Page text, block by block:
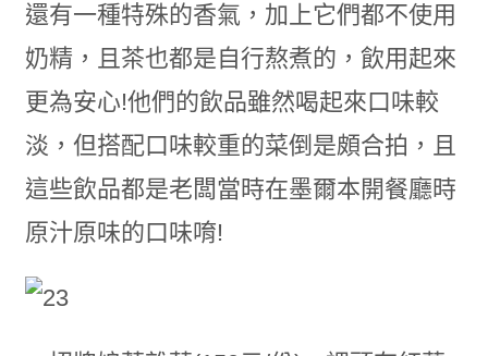
還有一種特殊的香氣，加上它們都不使用
奶精，且茶也都是自行熬煮的，飲用起來
更為安心!他們的飲品雖然喝起來口味較
淡，但搭配口味較重的菜倒是頗合拍，且
這些飲品都是老闆當時在墨爾本開餐廳時
原汁原味的口味唷!